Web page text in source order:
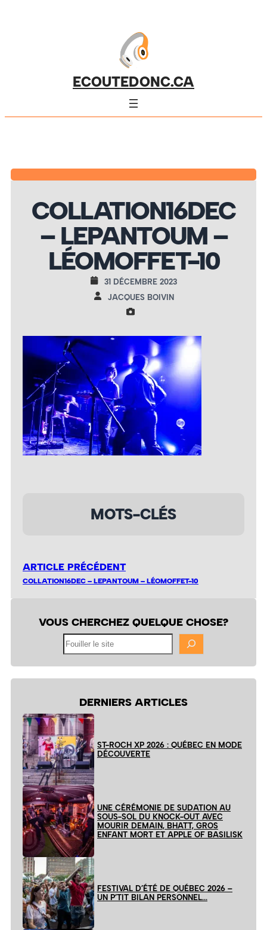
ECOUTEDONC.CA
COLLATION16DEC
– LEPANTOUM –
LÉOMOFFET-10
31 DÉCEMBRE 2023
JACQUES BOIVIN
MOTS-CLÉS
ARTICLE PRÉCÉDENT
COLLATION16DEC – LEPANTOUM – LÉOMOFFET-10
VOUS CHERCHEZ QUELQUE CHOSE?
DERNIERS ARTICLES
ST-ROCH XP 2026 : QUÉBEC EN MODE
DÉCOUVERTE
UNE CÉRÉMONIE DE SUDATION AU
SOUS-SOL DU KNOCK-OUT AVEC
MOURIR DEMAIN, BHATT, GROS
ENFANT MORT ET APPLE OF BASILISK
FESTIVAL D’ÉTÉ DE QUÉBEC 2026 –
UN P’TIT BILAN PERSONNEL…